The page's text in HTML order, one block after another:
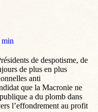
min
de despotisme, de
de plus en plus
anti
que la Macronie ne
a du plomb dans
l’effondrement au profit